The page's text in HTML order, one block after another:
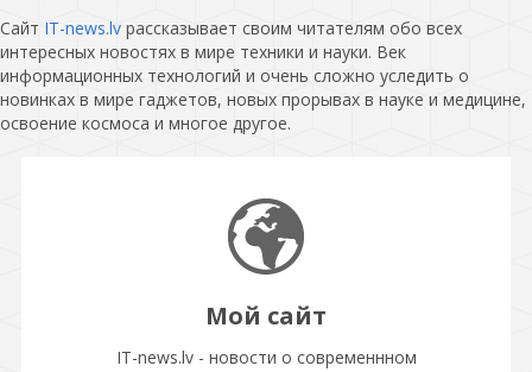
Сайт IT-news.lv рассказывает своим читателям обо всех
интересных новостях в мире техники и науки. Век
информационных технологий и очень сложно уследить о
новинках в мире гаджетов, новых прорывах в науке и медицине,
освоение космоса и многое другое.
Мой сайт
IT-news.lv - новости о современнном